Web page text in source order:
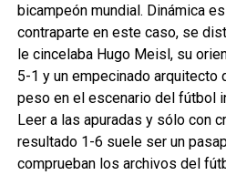
bicampeón mundial. Dinámica
contraparte en este caso, se
le cincelaba Hugo Meisl, su
5-1 y un empecinado arquitecto
peso en el escenario del fútbol
Leer a las apuradas y sólo con
resultado 1-6 suele ser un
comprueban los archivos del